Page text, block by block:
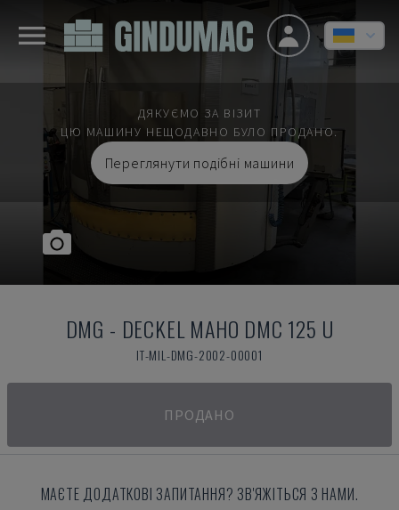
ДЯКУЄМО ЗА ВІЗИТ
ЦЮ МАШИНУ НЕЩОДАВНО БУЛО ПРОДАНО.
Переглянути подібні машини
DMG - DECKEL MAHO DMC 125 U
IT-MIL-DMG-2002-00001
ПРОДАНО
МАЄТЕ ДОДАТКОВІ ЗАПИТАННЯ? ЗВ'ЯЖІТЬСЯ З НАМИ.